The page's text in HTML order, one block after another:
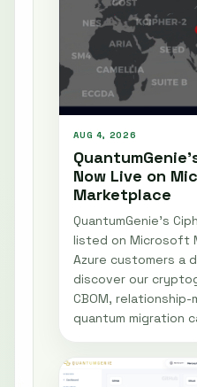
AUG 4, 2026
Now Live on
Marketplace
QuantumGenie’s
listed on Microsoft
Azure customers a
discover our
CBOM,
quantum migration